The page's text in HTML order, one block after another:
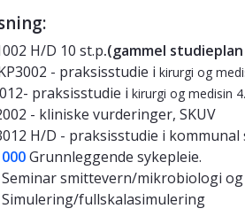
H/D 10 st.p.(gammel studieplan
- praksisstudie i kirurgi og
praksisstudie i kirurgi og medisin 4.
- kliniske vurderinger, SKUV
H/D - praksisstudie i
Grunnleggende sykepleie.
Seminar smittevern/mikrobiologi
Simulering/fullskalasimulering